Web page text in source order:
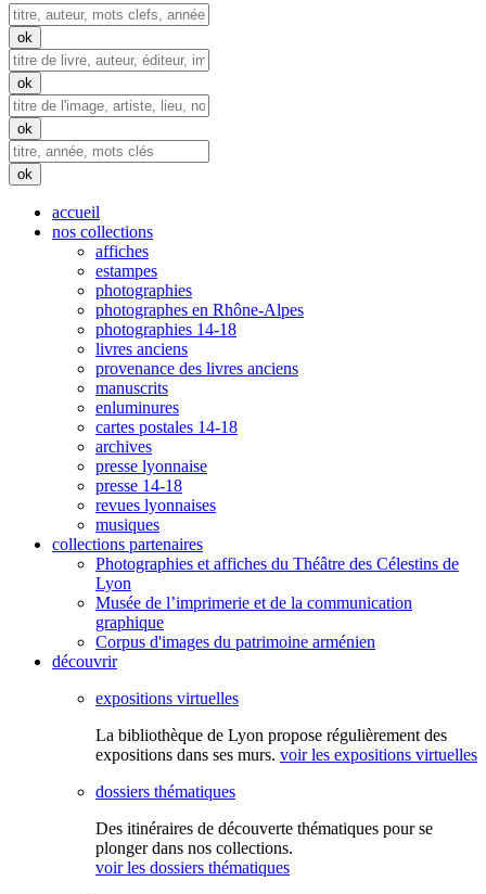
accueil
nos collections
affiches
estampes
photographies
photographes en Rhône-Alpes
photographies 14-18
livres anciens
provenance des livres anciens
manuscrits
enluminures
cartes postales 14-18
archives
presse lyonnaise
presse 14-18
revues lyonnaises
musiques
collections partenaires
Photographies et affiches du Théâtre des Célestins de
Lyon
Musée de l’imprimerie et de la communication
graphique
Corpus d'images du patrimoine arménien
découvrir
expositions virtuelles
La bibliothèque de Lyon propose régulièrement des
expositions dans ses murs. voir les expositions virtuelles
dossiers thématiques
Des itinéraires de découverte thématiques pour se
plonger dans nos collections.
voir les dossiers thématiques